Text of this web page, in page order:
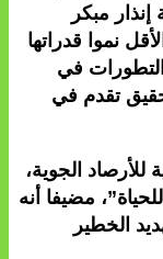
مبكر
نموا قدراتها
التطورات في
تقدم في
الجوية،
مضيفا أنه
الخطير